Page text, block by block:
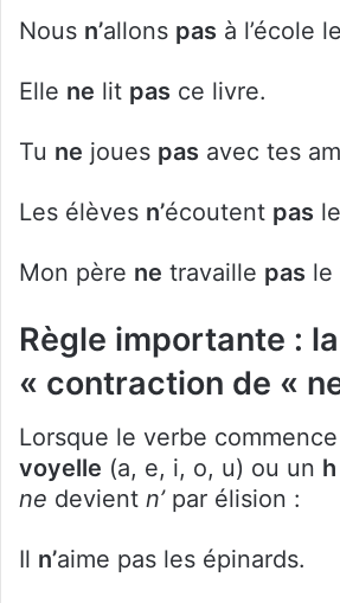
Nous n’allons pas à l’école
Elle ne lit pas ce livre.
Tu ne joues pas avec tes
Les élèves n’écoutent pas
Mon père ne travaille pas le
3. Règle importante : la
contraction de « ne
Lorsque le verbe
voyelle (a, e, i, o, u) ou un
ne devient n’par élision :
Il n’aime pas les épinards.